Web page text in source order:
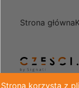
Strona korzysta z
Strona główna